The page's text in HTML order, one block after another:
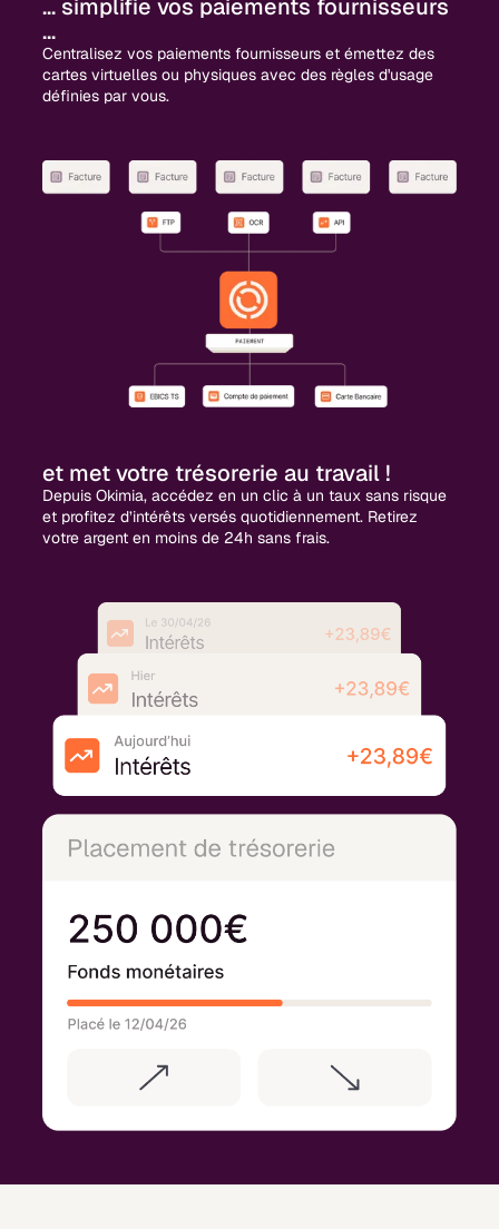
... simplifie vos paiements fournisseurs
...
Centralisez vos paiements fournisseurs et émettez des
cartes virtuelles ou physiques avec des règles d'usage
définies par vous.
et met votre trésorerie au travail !
Depuis Okimia, accédez en un clic à un taux sans risque
et profitez d’intérêts versés quotidiennement. Retirez
votre argent en moins de 24h sans frais.